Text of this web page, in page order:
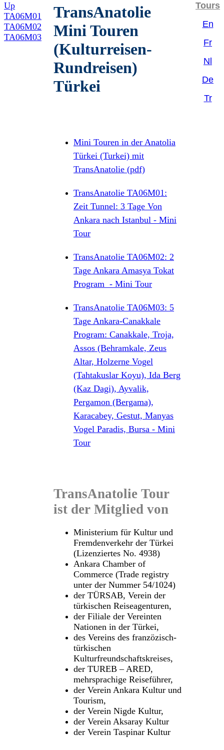
Up
TA06M01
TA06M02
TA06M03
TransAnatolie
Mini Touren
(Kulturreisen-
Rundreisen)
Türkei
Mini Touren in der Anatolia
Türkei (Turkei) mit
TransAnatolie (pdf)
TransAnatolie TA06M01:
Zeit Tunnel: 3 Tage Von
Ankara nach Istanbul - Mini
Tour
TransAnatolie TA06M02: 2
Tage Ankara Amasya Tokat
Program - Mini Tour
TransAnatolie TA06M03: 5
Tage Ankara-Canakkale
Program: Canakkale, Troja,
Assos (Behramkale, Zeus
Altar, Holzerne Vogel
(Tahtakuslar Koyu), Ida Berg
(Kaz Dagi), Ayvalik,
Pergamon (Bergama),
Karacabey, Gestut, Manyas
Vogel Paradis, Bursa - Mini
Tour
TransAnatolie Tour
ist der Mitglied von
Ministerium für Kultur und
Fremdenverkehr der Türkei
(Lizenziertes No. 4938)
Ankara Chamber of
Commerce (Trade registry
unter der Nummer 54/1024)
der TÜRSAB, Verein der
türkischen Reiseagenturen,
der Filiale der Vereinten
Nationen in der Türkei,
des Vereins des franzözisch-
türkischen
Kulturfreundschaftskreises,
der TUREB – ARED,
mehrsprachige Reiseführer,
der Verein Ankara Kultur und
Tourism,
der Verein Nigde Kultur,
der Verein Aksaray Kultur
der Verein Taspinar Kultur
Tours
En
Fr
Nl
De
Tr